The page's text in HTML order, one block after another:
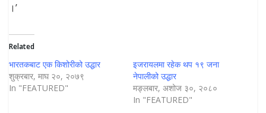
।’
Related
भारतकबाट एक किशोरीको उद्धार
शुक्रबार, माघ २०, २०७९
In "FEATURED"
इजरायलमा रहेक थप १९ जना
नेपालीको उद्धार
मङ्लबार, अशोज ३०, २०८०
In "FEATURED"